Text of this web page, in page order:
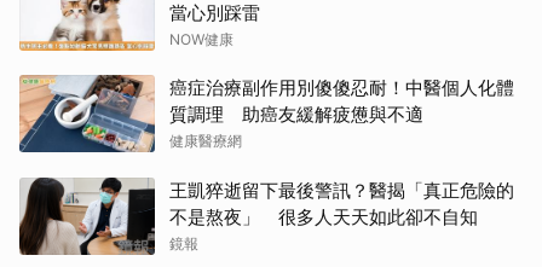
當心別踩雷
NOW健康
癌症治療副作用別傻傻忍耐！中醫個人化體
質調理 助癌友緩解疲憊與不適
健康醫療網
王凱猝逝留下最後警訊？醫揭「真正危險的
不是熬夜」 很多人天天如此卻不自知
鏡報